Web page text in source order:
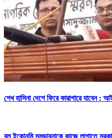
শেখ হাসিনা দেশে ফিরে কারাগারে যাবেন :